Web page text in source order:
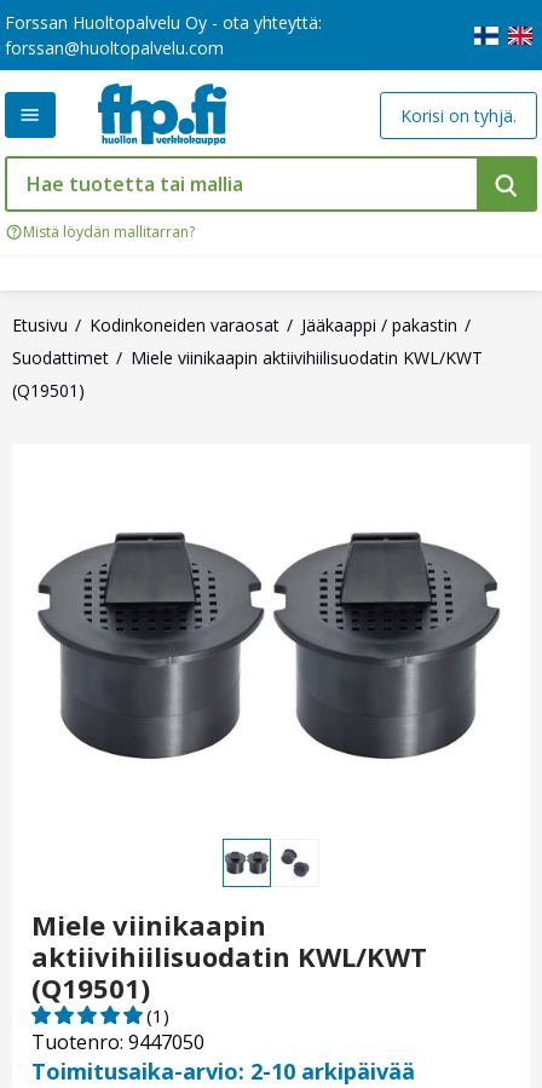
Forssan Huoltopalvelu Oy - ota yhteyttä:
forssan@huoltopalvelu.com
Mistä löydän mallitarran?
Korisi on tyhjä.
Etusivu Kodinkoneiden varaosat
Jääkaappi / pakastin
Suodattimet
Miele viinikaapin aktiivihiilisuodatin KWL/KWT
(Q19501)
Miele viinikaapin
aktiivihiilisuodatin KWL/KWT
(Q19501)
Tuotenro: 9447050
(1)
Toimitusaika-arvio: 2-10 arkipäivää